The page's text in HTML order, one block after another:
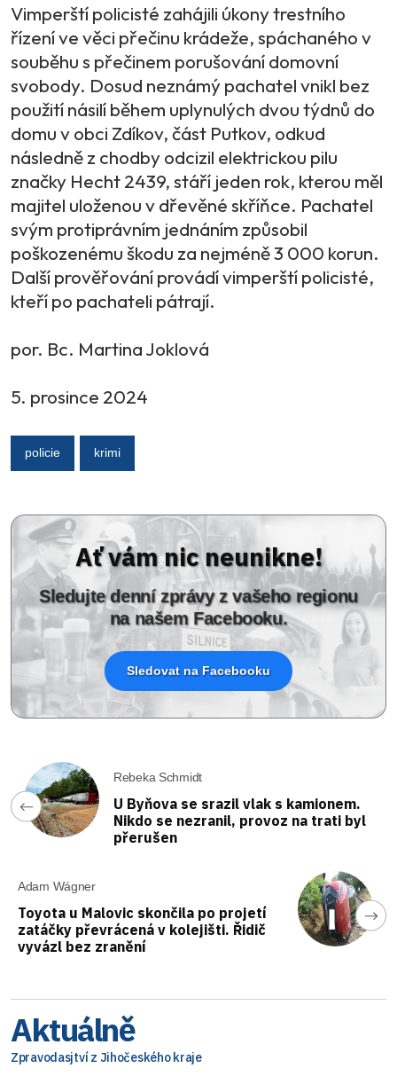
Vimperští policisté zahájili úkony trestního
řízení ve věci přečinu krádeže, spáchaného v
souběhu s přečinem porušování domovní
svobody. Dosud neznámý pachatel vnikl bez
použití násilí během uplynulých dvou týdnů do
domu v obci Zdíkov, část Putkov, odkud
následně z chodby odcizil elektrickou pilu
značky Hecht 2439, stáří jeden rok, kterou měl
majitel uloženou v dřevěné skříňce. Pachatel
svým protiprávním jednáním způsobil
poškozenému škodu za nejméně 3 000 korun.
Další prověřování provádí vimperští policisté,
kteří po pachateli pátrají.
por. Bc. Martina Joklová
5. prosince 2024
policie krimi
Ať vám nic neunikne!
Sledujte denní zprávy z vašeho regionu
na našem Facebooku.
Sledovat na Facebooku
Rebeka Schmidt
U Byňova se srazil vlak s kamionem.
Nikdo se nezranil, provoz na trati byl
přerušen
Adam Wágner
Toyota u Malovic skončila po projetí
zatáčky převrácená v kolejišti. Řidič
vyvázl bez zranění
Aktuálně
Zpravodasjtví z Jihočeského kraje